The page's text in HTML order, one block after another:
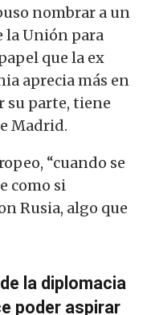
nombrar a un
la Unión para
que la ex
aprecia más en
su parte, tiene
Madrid.
“cuando se
como si
Rusia, algo que
la diplomacia
poder aspirar